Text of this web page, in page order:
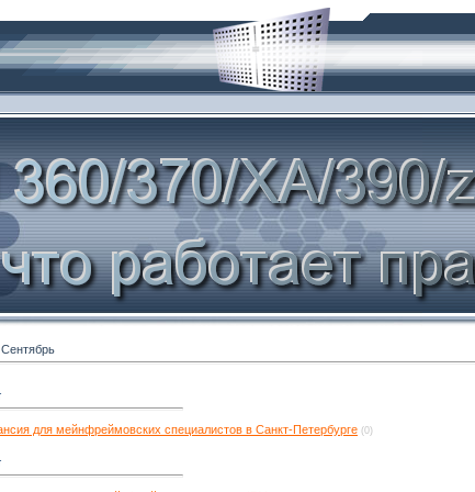
Сентябрь
для мейнфреймовских специалистов в Санкт-Петербурге (0)